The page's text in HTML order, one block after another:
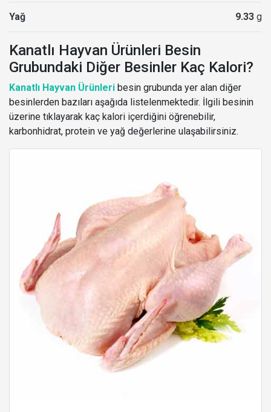
Yağ 9.33 g
Kanatlı Hayvan Ürünleri Besin
Grubundaki Diğer Besinler Kaç Kalori?
Kanatlı Hayvan Ürünleri besin grubunda yer alan diğer
besinlerden bazıları aşağıda listelenmektedir. İlgili besinin
üzerine tıklayarak kaç kalori içerdiğini öğrenebilir,
karbonhidrat, protein ve yağ değerlerine ulaşabilirsiniz.